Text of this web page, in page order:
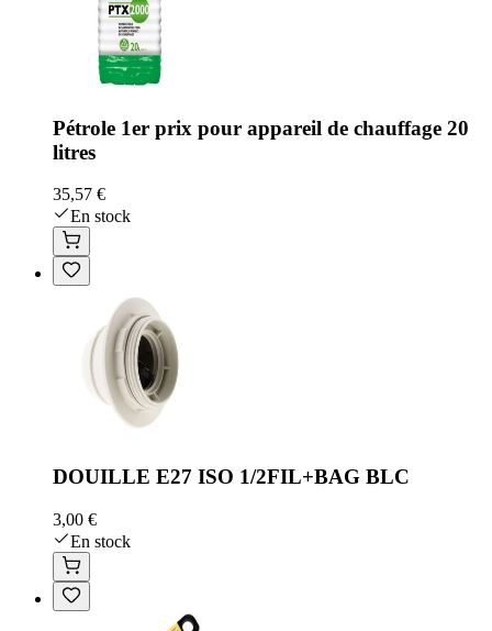
Pétrole 1er prix pour appareil de chauffage 20
litres
35,57 €
En stock
DOUILLE E27 ISO 1/2FIL+BAG BLC
3,00 €
En stock